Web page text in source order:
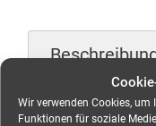
Wir verwenden Cookies,
Funktionen für soziale
Zusätzliche